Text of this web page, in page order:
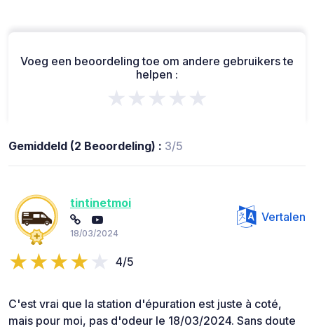
Voeg een beoordeling toe om andere gebruikers te
helpen :
★★★★★
Gemiddeld (2 Beoordeling) : 3/5
tintinetmoi
18/03/2024
Vertalen
4/5
C'est vrai que la station d'épuration est juste à coté,
mais pour moi, pas d'odeur le 18/03/2024. Sans doute